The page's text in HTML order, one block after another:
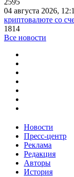
2595
04 августа 2026,
криптовалюте со
1814
Все новости
Новости
Пресс-центр
Реклама
Редакция
Авторы
История